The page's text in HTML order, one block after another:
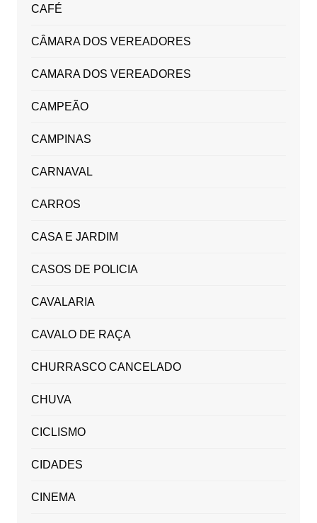
CAFÉ
CÂMARA DOS VEREADORES
CAMARA DOS VEREADORES
CAMPEÃO
CAMPINAS
CARNAVAL
CARROS
CASA E JARDIM
CASOS DE POLICIA
CAVALARIA
CAVALO DE RAÇA
CHURRASCO CANCELADO
CHUVA
CICLISMO
CIDADES
CINEMA